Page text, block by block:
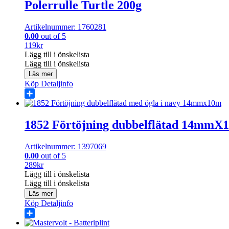
Polerrulle Turtle 200g
Artikelnummer: 1760281
0.00 out of 5
119kr
Lägg till i önskelista
Lägg till i önskelista
Läs mer
Köp Detaljinfo
Share
1852 Förtöjning dubbelflätad
Artikelnummer: 1397069
0.00 out of 5
289kr
Lägg till i önskelista
Lägg till i önskelista
Läs mer
Köp Detaljinfo
Share